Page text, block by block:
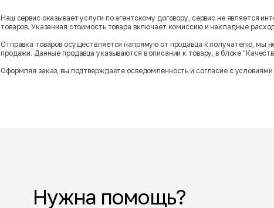
Наш сервис оказывает услуги по агентскому договору, сервис не является
товаров. Указанная стоимость товара включает комиссию и накладные
Отправка товаров осуществляется напрямую от продавца к получателю, мы
продажи. Данные продавца указываются в описании к товару, в блоке
Оформляя заказ, вы подтверждаете осведомленность и согласие с условиями
Нужна помощь?